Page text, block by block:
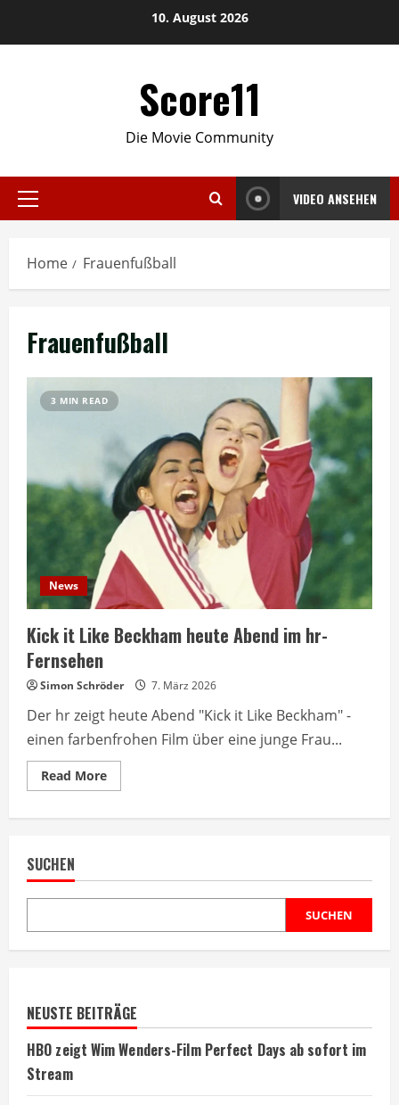
10. August 2026
Score11
Die Movie Community
Primary
VIDEO ANSEHEN
Home Frauenfußball
Frauenfußball
3 MIN READ
News
Kick it Like Beckham heute Abend im hr-
Fernsehen
Simon Schröder 7. März 2026
Der hr zeigt heute Abend "Kick it Like Beckham" -
einen farbenfrohen Film über eine junge Frau...
Read MoreRead
more
im
hr-
SUCHEN
SUCHEN
NEUSTE BEITRÄGE
HBO zeigt Wim Wenders-Film Perfect Days ab sofort im
Stream